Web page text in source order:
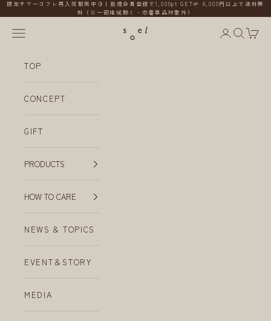
コンテンツへスキップ
限定サマーコフレ再入荷販売中🍋｜新規会員登録で1,000pt GET🌱 8,000円以上で送料無
料（※一部地域除く・巾着単品対象外）
soel
メニューを開く 会員ページ
検索を開
カー
TOP
CONCEPT
GIFT
PRODUCTS
HOW TO CARE
NEWS & TOPICS
EVENT＆STORY
MEDIA